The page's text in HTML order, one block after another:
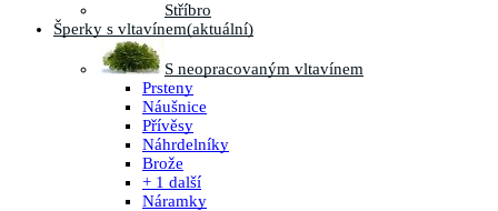
Stříbro
Šperky s vltavínem(aktuální)
S neopracovaným vltavínem
Prsteny
Náušnice
Přívěsy
Náhrdelníky
Brože
+ 1 další
Náramky